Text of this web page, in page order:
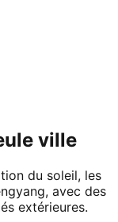
ville
du soleil, les
avec des
extérieures.